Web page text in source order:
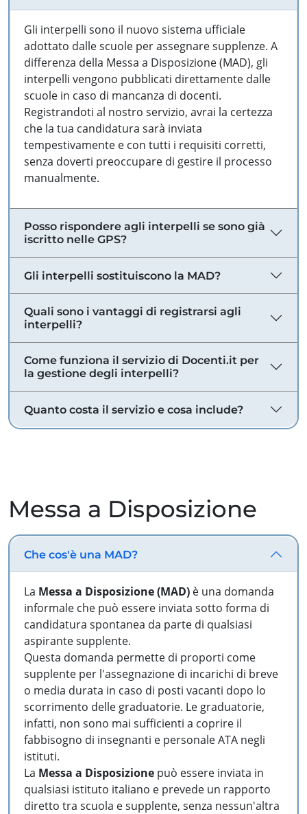
Gli interpelli sono il nuovo sistema ufficiale
adottato dalle scuole per assegnare supplenze. A
differenza della Messa a Disposizione (MAD), gli
interpelli vengono pubblicati direttamente dalle
scuole in caso di mancanza di docenti.
Registrandoti al nostro servizio, avrai la certezza
che la tua candidatura sarà inviata
tempestivamente e con tutti i requisiti corretti,
senza doverti preoccupare di gestire il processo
manualmente.
Posso rispondere agli interpelli se sono già
iscritto nelle GPS?
Gli interpelli sostituiscono la MAD?
Quali sono i vantaggi di registrarsi agli
interpelli?
Come funziona il servizio di Docenti.it per
la gestione degli interpelli?
Quanto costa il servizio e cosa include?
Messa a Disposizione
Che cos'è una MAD?
La Messa a Disposizione (MAD) è una domanda
informale che può essere inviata sotto forma di
candidatura spontanea da parte di qualsiasi
aspirante supplente.
Questa domanda permette di proporti come
supplente per l'assegnazione di incarichi di breve
o media durata in caso di posti vacanti dopo lo
scorrimento delle graduatorie. Le graduatorie,
infatti, non sono mai sufficienti a coprire il
fabbisogno di insegnanti e personale ATA negli
istituti.
La Messa a Disposizione può essere inviata in
qualsiasi istituto italiano e prevede un rapporto
diretto tra scuola e supplente, senza nessun'altra